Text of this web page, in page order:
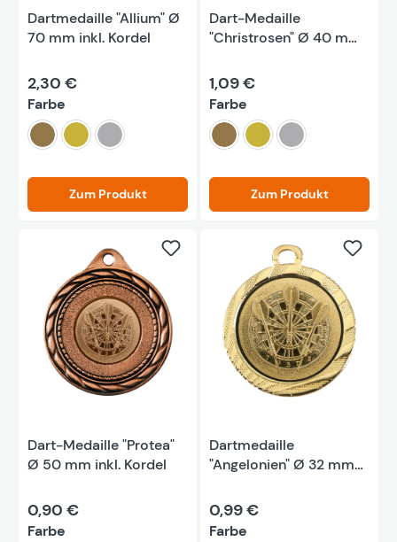
Dartmedaille "Allium" Ø
70 mm inkl. Kordel
2,30 €
Farbe
bronzegold silber
Zum Produkt
Dart-Medaille
"Christrosen" Ø 40 mm
1,09 €
Farbe
bronzegold silber
Zum Produkt
Dart-Medaille "Protea"
Ø 50 mm inkl. Kordel
0,90 €
Farbe
Dartmedaille
"Angelonien" Ø 32 mm
0,99 €
Farbe